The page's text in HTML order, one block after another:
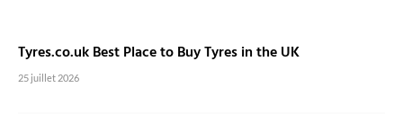
Tyres.co.uk Best Place to Buy Tyres in the UK
25 juillet 2026